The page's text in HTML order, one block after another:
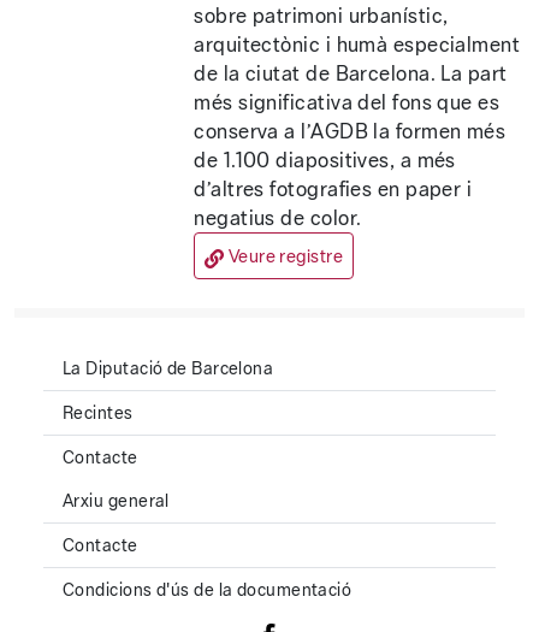
sobre patrimoni urbanístic,
arquitectònic i humà especialment
de la ciutat de Barcelona. La part
més significativa del fons que es
conserva a l’AGDB la formen més
de 1.100 diapositives, a més
d’altres fotografies en paper i
negatius de color.
Veure registre
La Diputació de Barcelona
Recintes
Contacte
Arxiu general
Contacte
Condicions d'ús de la documentació